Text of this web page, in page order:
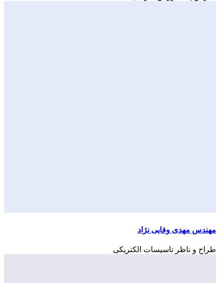
مهندس مهدی وفایی نژاد
طراح و ناظر تاسیسات الکتریکی